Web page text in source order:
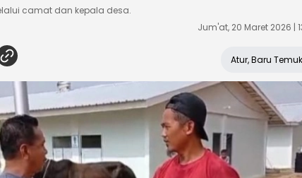
camat dan kepala desa.
Jum'at, 20 Maret 2026 |
Atur, Baru